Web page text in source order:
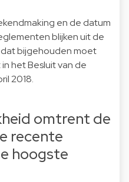
en de datum
blijken uit de
bijgehouden moet
het Besluit van de
2018.
omtrent de
recente
hoogste